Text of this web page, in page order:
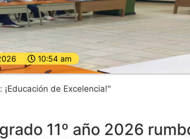
10:54 am
de Excelencia!"
11º año 2026